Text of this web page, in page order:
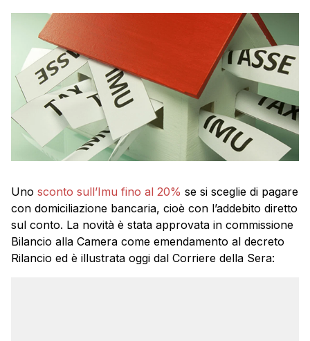
Uno sconto sull’Imu fino al 20% se si sceglie di pagare
con domiciliazione bancaria, cioè con l’addebito diretto
sul conto. La novità è stata approvata in commissione
Bilancio alla Camera come emendamento al decreto
Rilancio ed è illustrata oggi dal Corriere della Sera: